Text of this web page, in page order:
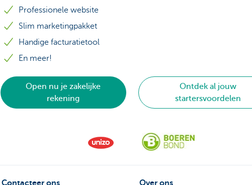
Professionele website
Slim marketingpakket
Handige facturatietool
En meer!
Open nu je zakelijke
rekening
Ontdek al jouw
startersvoordelen
Contacteer ons Over ons